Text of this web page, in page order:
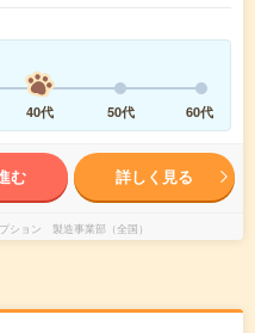
40代 50代 60代
む 詳しく見る
ション 製造事業部（全国）